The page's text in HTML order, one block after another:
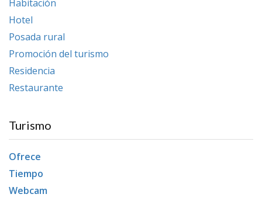
Habitación
Hotel
Posada rural
Promoción del turismo
Residencia
Restaurante
Turismo
Ofrece
Tiempo
Webcam